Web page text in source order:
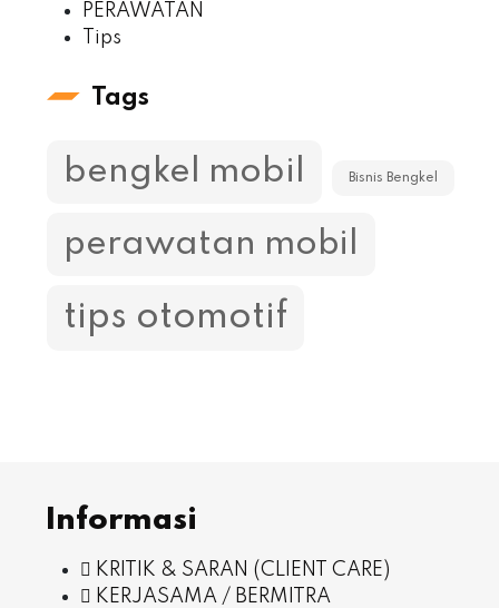
PERAWATAN
Tips
Tags
bengkel mobil Bisnis Bengkel
perawatan mobil
tips otomotif
Informasi
KRITIK & SARAN (CLIENT CARE)
KERJASAMA / BERMITRA